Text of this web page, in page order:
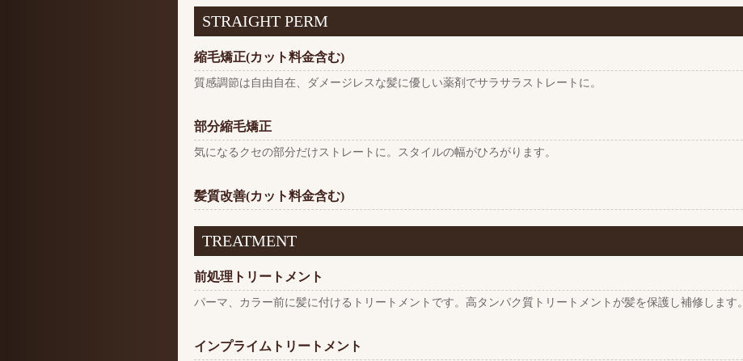
STRAIGHT PERM
縮毛矯正(カット料金含む)
質感調節は自由自在、ダメージレスな髪に優しい薬剤でサラサラストレートに。
部分縮毛矯正
気になるクセの部分だけストレートに。スタイルの幅がひろがります。
髪質改善(カット料金含む)
TREATMENT
前処理トリートメント
パーマ、カラー前に髪に付けるトリートメントです。高タンパク質トリートメントが髪を保護し補修します。
インプライムトリートメント